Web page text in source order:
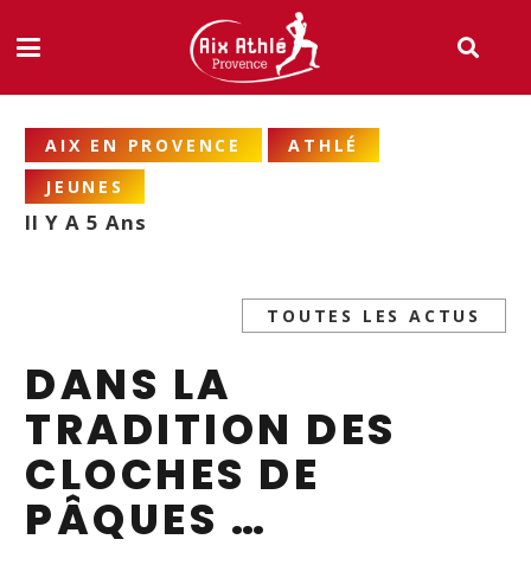
AIX EN PROVENCE
ATHLÉ
JEUNES
Il Y A 5 Ans
TOUTES LES ACTUS
DANS LA
TRADITION DES
CLOCHES DE
PÂQUES …